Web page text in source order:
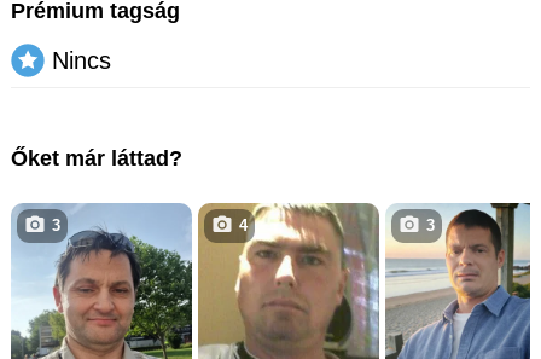
Prémium tagság
Nincs
Őket már láttad?
3 4 3